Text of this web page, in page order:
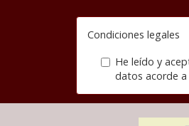
Condiciones legales
He leído y
datos acorde a